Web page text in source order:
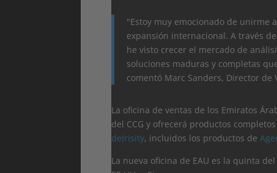
"Estoy muy emocionado de unirme
expansión internacional. A través
he visto crecer el mercado de
soluciones maduras y completas
comentó Marc Sanders, Director de
La oficina de ventas de los Emiratos
del CCG y ofrecerá productos
deIrisity, incluidos los productos de
La nueva oficina de EAU es la quinta